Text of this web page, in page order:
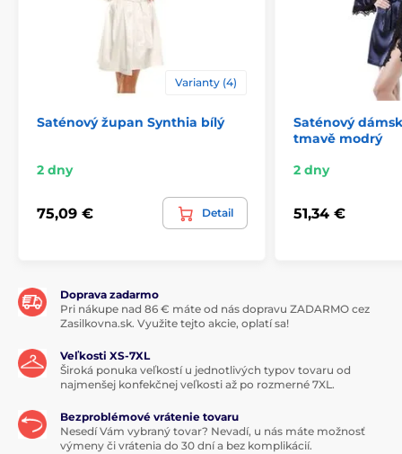
Varianty (4)
Saténový župan Synthia bílý
2 dny
75,09 € Detail
Saténový
tmavě modrý
2 dny
51,34 €
Doprava zadarmo
Pri nákupe nad 86 € máte od nás dopravu ZADARMO cez
Zasilkovna.sk. Využite tejto akcie, oplatí sa!
Veľkosti XS-7XL
Široká ponuka veľkostí u jednotlivých typov tovaru od
najmenšej konfekčnej veľkosti až po rozmerné 7XL.
Bezproblémové vrátenie tovaru
Nesedí Vám vybraný tovar? Nevadí, u nás máte možnosť
výmeny či vrátenia do 30 dní a bez komplikácií.